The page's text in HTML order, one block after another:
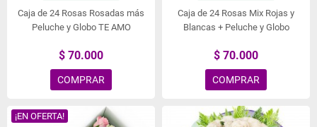
Caja de 24 Rosas Rosadas más
Peluche y Globo TE AMO
$ 70.000
COMPRAR
Caja de 24 Rosas Mix Rojas y
Blancas + Peluche y Globo
$ 70.000
COMPRAR
¡EN OFERTA!